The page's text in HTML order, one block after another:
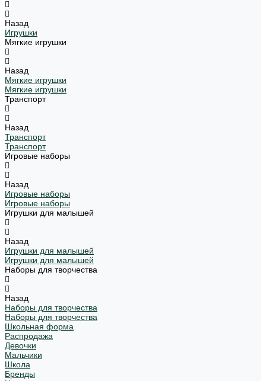
Назад
Игрушки
Мягкие игрушки
Назад
Мягкие игрушки
Мягкие игрушки
Транспорт
Назад
Транспорт
Транспорт
Игровые наборы
Назад
Игровые наборы
Игровые наборы
Игрушки для малышей
Назад
Игрушки для малышей
Игрушки для малышей
Наборы для творчества
Назад
Наборы для творчества
Наборы для творчества
Школьная форма
Распродажа
Девочки
Мальчики
Школа
Бренды